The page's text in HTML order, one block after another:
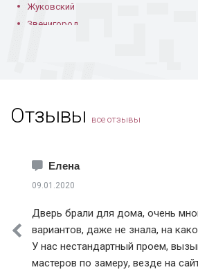
Жуковский
Звенигород
Котельники
Лобня
Истринский район
Клинский район
Красногорский район
Ленинский район
Отзывы все отзывы
Елена
09.01.2020
Дверь брали для дома, очень
вариантов, даже не знала, на
У нас нестандартный проем,
мастеров по замеру, везде на